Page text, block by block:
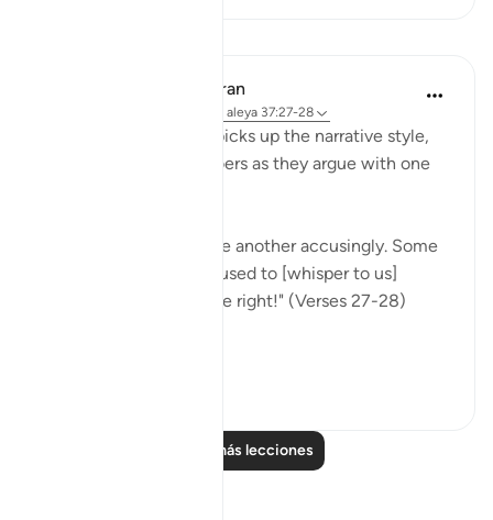
In the Shade of the Quran
aleya 37:27-28
Once more, the surah picks up the narrative style,
portraying the wrongdoers as they argue with one
"They will turn upon one another accusingly. Some
[of them] will say: You used to [whisper to us]
approaching us from the right!" (Verses 27-28)
Leer más lecciones